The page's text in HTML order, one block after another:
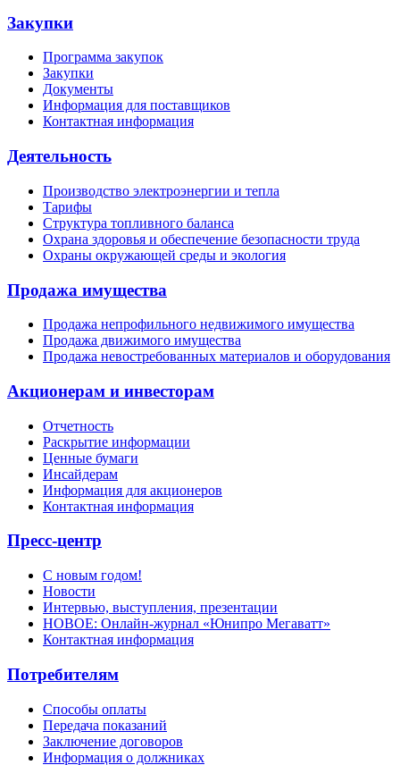
Закупки
Программа закупок
Закупки
Документы
Информация для поставщиков
Контактная информация
Деятельность
Производство электроэнергии и тепла
Тарифы
Структура топливного баланса
Охрана здоровья и обеспечение безопасности труда
Охраны окружающей среды и экология
Продажа имущества
Продажа непрофильного недвижимого имущества
Продажа движимого имущества
Продажа невостребованных материалов и оборудования
Акционерам и инвесторам
Отчетность
Раскрытие информации
Ценные бумаги
Инсайдерам
Информация для акционеров
Контактная информация
Пресс-центр
С новым годом!
Новости
Интервью, выступления, презентации
НОВОЕ: Онлайн-журнал «Юнипро Мегаватт»
Контактная информация
Потребителям
Способы оплаты
Передача показаний
Заключение договоров
Информация о должниках